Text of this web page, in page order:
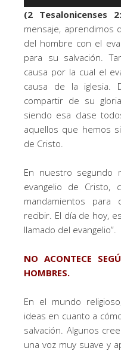
audio
(2 Tesalonicenses
mensaje, aprendimos
del hombre con el
para su salvación.
causa por la cual el
causa de la iglesia.
compartir de su
siendo esa clase
aquellos que hemos
de Cristo.
En nuestro segundo
evangelio de Cristo,
mandamientos para
recibir. El día de hoy,
llamado del evangelio”.
NO ACONTECE
HOMBRES.
En el mundo
ideas en cuanto a
salvación. Algunos
una voz muy suave y